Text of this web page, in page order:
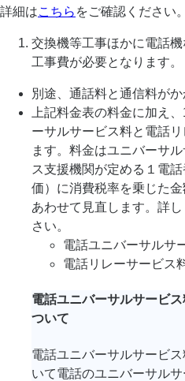
詳細はこちら をご確認ください。
交換機等工事ほかに電話
工事費が必要となります。
別途、通話料と通信料がか
上記料金表の料金に加え
ーサルサービス料と電話
ます。料金はユニバーサ
ス支援機関が定める１電
価）に消費税率を乗じた
あわせて見直します。詳
さい。
電話ユニバーサルサ
電話リレーサービス
電話ユニバーサルサービ
ついて
電話ユニバーサルサービ
いて電話のユニバーサル